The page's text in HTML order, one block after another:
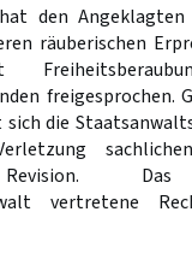
den
räuberischen
freigesprochen.
sich die
vertretene